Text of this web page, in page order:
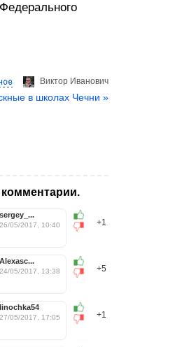
Виктор Иванович
в школах Чечни »
+1
sergey_...
26/05/2017, 10:40
+5
Alexasc...
24/05/2017, 13:38
+1
linochka54
27/05/2017, 17:05